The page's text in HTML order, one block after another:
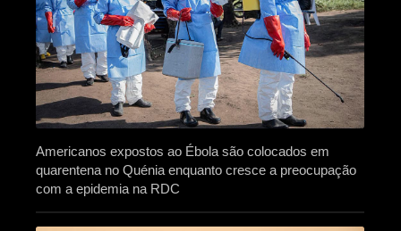
Americanos expostos ao Ébola são colocados em
quarentena no Quénia enquanto cresce a preocupação
com a epidemia na RDC